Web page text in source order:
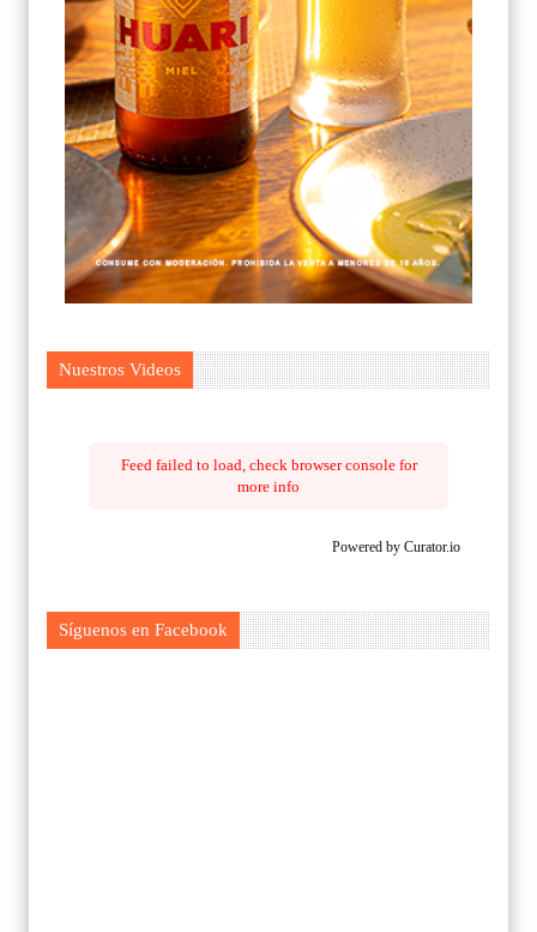
Nuestros Videos
Feed failed to load, check browser console for
more info
Powered by Curator.io
Síguenos en Facebook